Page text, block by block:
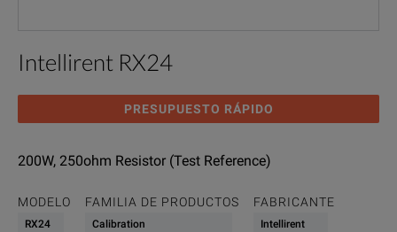
Intellirent RX24
PRESUPUESTO RÁPIDO
200W, 250ohm Resistor (Test Reference)
MODELO
RX24
FAMILIA DE PRODUCTOS
Calibration
FABRICANTE
Intellirent